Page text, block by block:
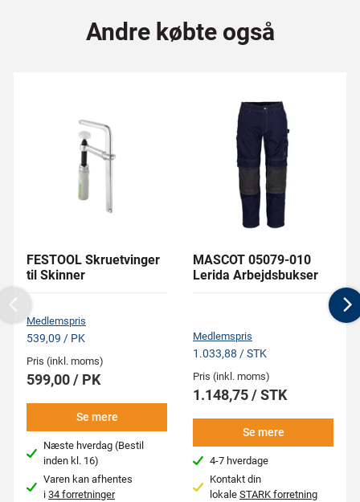
Andre købte også
FESTOOL Skruetvinger
til Skinner
Medlemspris
539,09 / PK
Pris (inkl. moms)
599,00 / PK
Se mere
Næste hverdag (Bestil
inden kl. 16)
Varen kan afhentes
i34 forretninger
MASCOT 05079-010
Lerida Arbejdsbukser
Medlemspris
1.033,88 / STK
Pris (inkl. moms)
1.148,75 / STK
Se mere
4-7 hverdage
Kontakt din
lokale STARK forretning
Previous